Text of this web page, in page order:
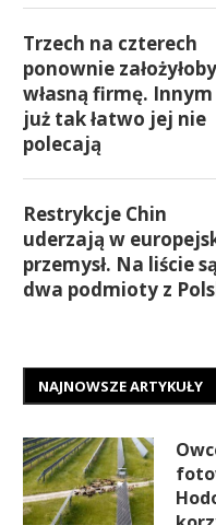
Trzech na czterech
ponownie założyłoby
własną firmę. Innym
już tak łatwo jej nie
polecają
Restrykcje Chin
uderzają w
przemysł. Na liście są
dwa podmioty z
NAJNOWSZE ARTYKUŁY